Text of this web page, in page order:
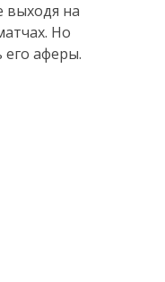
выходя на
Но
его аферы.